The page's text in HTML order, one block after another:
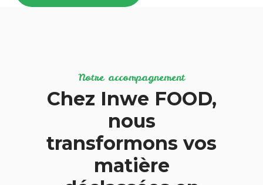
Notre accompagnement
Chez Inwe FOOD,
nous
transformons vos
matière